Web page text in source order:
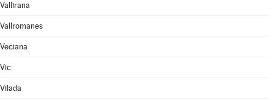
Vallirana
Vallromanes
Veciana
Vic
Vilada